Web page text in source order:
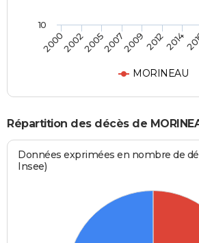
MORINEAU
2000200220052007200920122014
10
Répartition des décès de
Données exprimées en nombre de
Insee)